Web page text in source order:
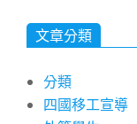
文章分類
分類
四國移工宣導